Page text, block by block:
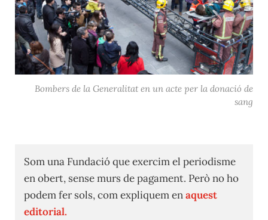
Bombers de la Generalitat en un acte per la donació de
sang
Som una Fundació que exercim el periodisme
en obert, sense murs de pagament. Però no ho
podem fer sols, com expliquem enaquest
editorial.